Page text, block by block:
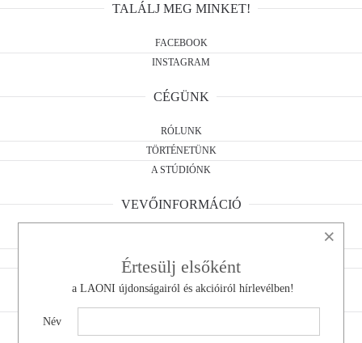
TALÁLJ MEG MINKET!
FACEBOOK
INSTAGRAM
CÉGÜNK
RÓLUNK
TÖRTÉNETÜNK
A STÚDIÓNK
VEVŐINFORMÁCIÓ
ELÁLLÁSI NYILATKOZAT
ADATKEZELÉS
KAPCSOLAT
×
Értesülj elsőként
a LAONI újdonságairól és akcióiról hírlevélben!
Név